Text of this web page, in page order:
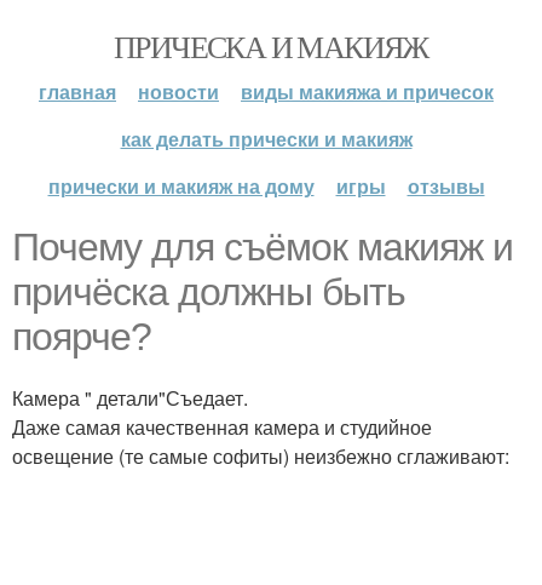
ПРИЧЕСКА И МАКИЯЖ
главная новости
виды макияжа и причесок
как делать прически и макияж
прически и макияж на дому
игры отзывы
Почему для съёмок макияж и
причёска должны быть
поярче?
Камера " детали"Съедает.
Даже самая качественная камера и студийное
освещение (те самые софиты) неизбежно сглаживают: